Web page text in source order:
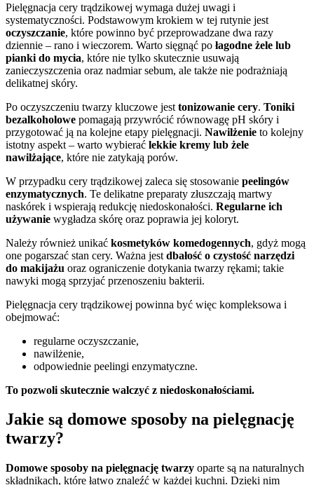
Pielęgnacja cery trądzikowej wymaga dużej uwagi i
systematyczności. Podstawowym krokiem w tej rutynie jest
oczyszczanie, które powinno być przeprowadzane dwa razy
dziennie – rano i wieczorem. Warto sięgnąć po łagodne żele lub
pianki do mycia, które nie tylko skutecznie usuwają
zanieczyszczenia oraz nadmiar sebum, ale także nie podrażniają
delikatnej skóry.
Po oczyszczeniu twarzy kluczowe jest tonizowanie cery. Toniki
bezalkoholowe pomagają przywrócić równowagę pH skóry i
przygotować ją na kolejne etapy pielęgnacji. Nawilżenie to kolejny
istotny aspekt – warto wybierać lekkie kremy lub żele
nawilżające, które nie zatykają porów.
W przypadku cery trądzikowej zaleca się stosowanie peelingów
enzymatycznych. Te delikatne preparaty złuszczają martwy
naskórek i wspierają redukcję niedoskonałości. Regularne ich
używanie wygładza skórę oraz poprawia jej koloryt.
Należy również unikać kosmetyków komedogennych, gdyż mogą
one pogarszać stan cery. Ważna jest dbałość o czystość narzędzi
do makijażu oraz ograniczenie dotykania twarzy rękami; takie
nawyki mogą sprzyjać przenoszeniu bakterii.
Pielęgnacja cery trądzikowej powinna być więc kompleksowa i
obejmować:
regularne oczyszczanie,
nawilżenie,
odpowiednie peelingi enzymatyczne.
To pozwoli skutecznie walczyć z niedoskonałościami.
Jakie są domowe sposoby na pielęgnację
twarzy?
Domowe sposoby na pielęgnację twarzy oparte są na naturalnych
składnikach, które łatwo znaleźć w każdej kuchni. Dzięki nim